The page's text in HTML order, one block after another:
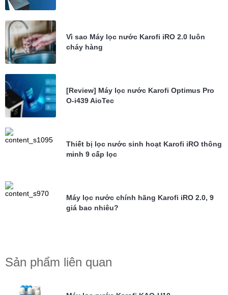
Vì sao Máy lọc nước Karofi iRO 2.0 luôn
cháy hàng
[Review] Máy lọc nước Karofi Optimus Pro
O-i439 AioTec
Thiết bị lọc nước sinh hoạt Karofi iRO thông
minh 9 cấp lọc
Máy lọc nước chính hãng Karofi iRO 2.0, 9
giá bao nhiêu?
Sản phẩm liên quan